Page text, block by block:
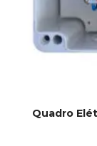
Quadro